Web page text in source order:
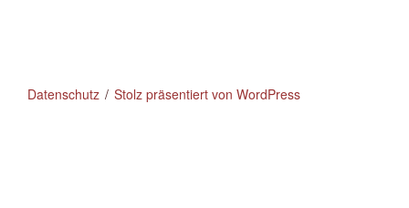
Datenschutz Stolz präsentiert von WordPress